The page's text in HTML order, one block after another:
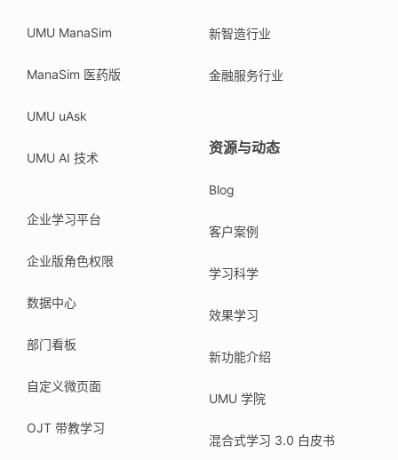
UMU ManaSim
ManaSim 医药版
UMU uAsk
UMU AI 技术
企业学习平台
企业版角色权限
数据中心
部门看板
自定义微页面
OJT 带教学习
新智造行业
金融服务行业
资源与动态
Blog
客户案例
学习科学
效果学习
新功能介绍
UMU 学院
混合式学习 3.0 白皮书